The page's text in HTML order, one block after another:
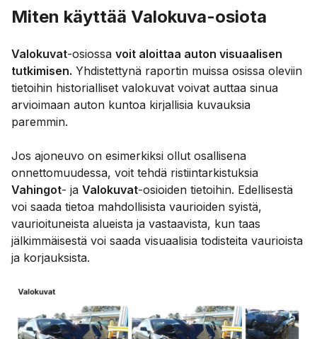
Miten käyttää Valokuva-osiota
Valokuvat-osiossa voit aloittaa auton visuaalisen
tutkimisen. Yhdistettynä raportin muissa osissa oleviin
tietoihin historialliset valokuvat voivat auttaa sinua
arvioimaan auton kuntoa kirjallisia kuvauksia
paremmin.
Jos ajoneuvo on esimerkiksi ollut osallisena
onnettomuudessa, voit tehdä ristiintarkistuksia
Vahingot- ja Valokuvat-osioiden tietoihin. Edellisestä
voi saada tietoa mahdollisista vaurioiden syistä,
vaurioituneista alueista ja vastaavista, kun taas
jälkimmäisestä voi saada visuaalisia todisteita vaurioista
ja korjauksista.